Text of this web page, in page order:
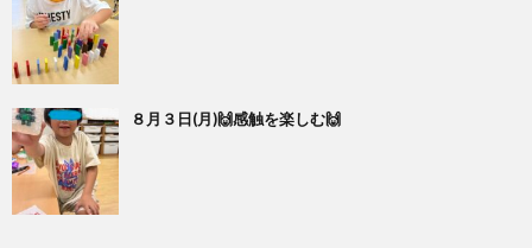
８月３日(月)🙌感触を楽しむ🙌